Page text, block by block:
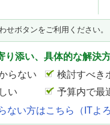
せボタンをご利用ください。
り添い、具体的な解決
らない
検討すべき
い
予算内で最
い方はこちら（ITよ